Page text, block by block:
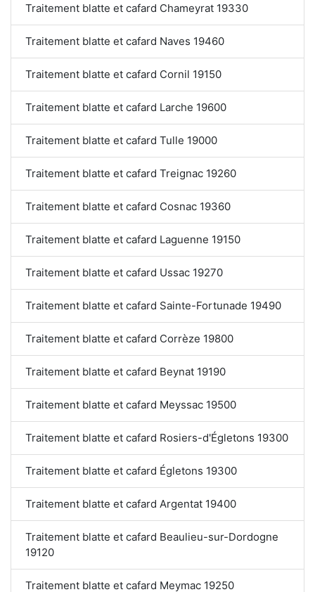
Traitement blatte et cafard Chameyrat 19330
Traitement blatte et cafard Naves 19460
Traitement blatte et cafard Cornil 19150
Traitement blatte et cafard Larche 19600
Traitement blatte et cafard Tulle 19000
Traitement blatte et cafard Treignac 19260
Traitement blatte et cafard Cosnac 19360
Traitement blatte et cafard Laguenne 19150
Traitement blatte et cafard Ussac 19270
Traitement blatte et cafard Sainte-Fortunade 19490
Traitement blatte et cafard Corrèze 19800
Traitement blatte et cafard Beynat 19190
Traitement blatte et cafard Meyssac 19500
Traitement blatte et cafard Rosiers-d'Égletons 19300
Traitement blatte et cafard Égletons 19300
Traitement blatte et cafard Argentat 19400
Traitement blatte et cafard Beaulieu-sur-Dordogne
19120
Traitement blatte et cafard Meymac 19250